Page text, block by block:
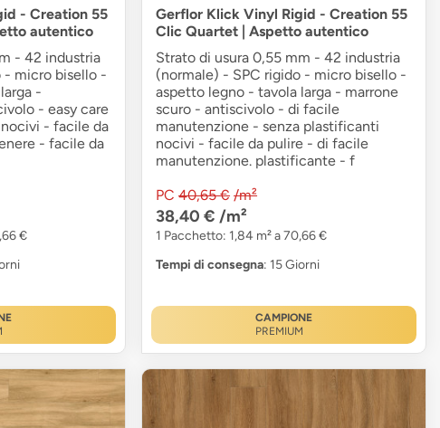
- Creation 55
autentico
- 42 industria
- micro bisello -
-
- easy care
- facile da
- facile da
€
Gerflor Klick Vinyl Rigid - Creation 55
Clic Quartet | Aspetto autentico
Strato di usura 0,55 mm - 42 industria
(normale) - SPC rigido - micro bisello -
aspetto legno - tavola larga - marrone
scuro - antiscivolo - di facile
manutenzione - senza plastificanti
nocivi - facile da pulire - di facile
manutenzione. plastificante - f
PC 40,65 € /m²
38,40 € /m²
1 Pacchetto: 1,84 m² a 70,66 €
Tempi di consegna: 15 Giorni
CAMPIONE
PREMIUM